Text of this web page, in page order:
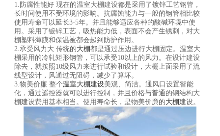
1.防腐性能好 现在的温室大棚建设都是采用了镀锌工艺钢管，
长时间使用不受环境的影响。抗腐蚀能力与一般的钢管相比较
使用寿命可以延长3-5年。并且能够适应各种的酸碱环境中使
用。采用了镀锌工艺，吸热能力低，表面不会产生锈刺，对大
棚塑料薄膜和保温被都会起到防护作用。
2.承受风力大 传统的大棚都是通过压边进行大棚固定。温室大
棚采用的冷轧矩形钢管，可以承受10以上的风力。在设计建设
除去，就按照10级风力来进行试验和设计，大棚上面采用了流
线型设计，风通过无阻碍，减少了算坏。
3.物美价廉 整个温室大棚建设美观、简洁。通风口设置智能
化，通过遥控器就可以进行控制，并且价格与普通的钢结构大
棚建设费用基本相当。使用寿命长，是物美价廉的大棚建设。